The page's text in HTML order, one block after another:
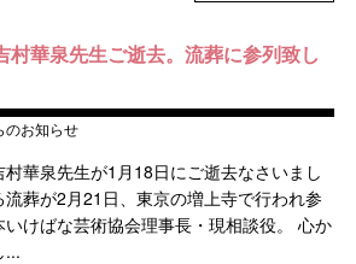
華泉先生ご逝去。流葬に参列致し
のお知らせ
華泉先生が1月18日にご逝去なさいまし
葬が2月21日、東京の増上寺で行われ参
けばな芸術協会理事長・現相談役。 心か
...